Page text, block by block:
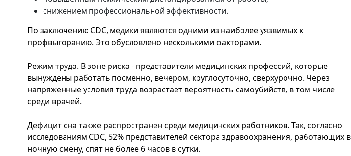
снижением профессиональной эффективности.
По заключению CDC, медики являются одними из наиболее уязвимых к
профвыгоранию. Это обусловлено несколькими факторами.
Режим труда. В зоне риска - представители медицинских профессий, которые
вынуждены работать посменно, вечером, круглосуточно, сверхурочно. Через
напряженные условия труда возрастает вероятность самоубийств, в том числе
среди врачей.
Дефицит сна также распространен среди медицинских работников. Так, согласно
исследованиям CDC, 52% представителей сектора здравоохранения, работающих в
ночную смену, спят не более 6 часов в сутки.